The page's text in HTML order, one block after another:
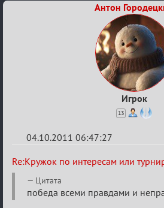
Антон
Игрок
13
04.10.2011 06:47:27
Re:
Кружок
Re:Кружок по интересам или
Цитата
победа всеми правдами и